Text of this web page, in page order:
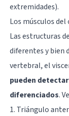
extremidades).
Los músculos
Las estructuras
diferentes y bien
vertebral, el
pueden
diferenciados.
1. Triángulo